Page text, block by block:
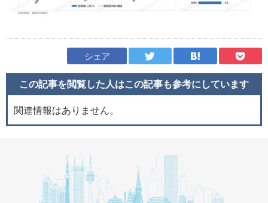
シェア
この記事を閲覧した人はこの記事も参考にしています
関連情報はありません。